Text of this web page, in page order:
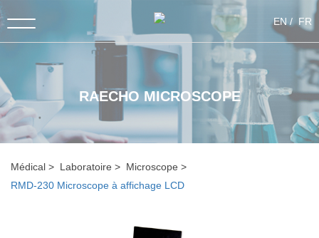
EN FR
RAECHO MICROSCOPE
Médical Laboratoire
Microscope
RMD-230 Microscope à affichage LCD